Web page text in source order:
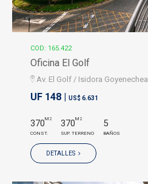
COD: 165.422
Oficina El Golf
Av. El Golf / Isidora Goyenechea
UF 148 | US$ 6.631
370M2
CONST.
370M2
SUP. TERRENO
5
BAÑOS
DETALLES